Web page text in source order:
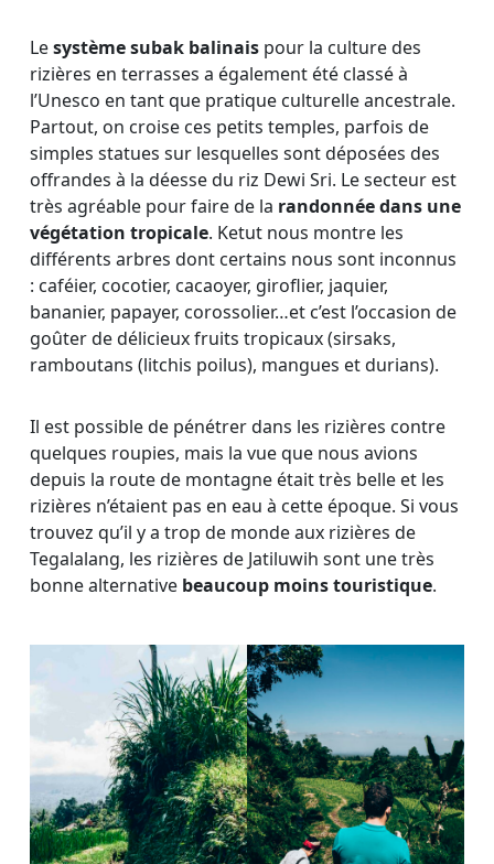
Lesystème subak balinais pour la culture des
rizières en terrasses a également été classé à
l’Unesco en tant que pratique culturelle ancestrale.
Partout, on croise ces petits temples, parfois de
simples statues sur lesquelles sont déposées des
offrandes à la déesse du riz Dewi Sri. Le secteur est
très agréable pour faire de la randonnée dans une
végétation tropicale. Ketut nous montre les
différents arbres dont certains nous sont inconnus
: caféier, cocotier, cacaoyer, giroflier, jaquier,
bananier, papayer, corossolier…et c’est l’occasion de
goûter de délicieux fruits tropicaux (sirsaks,
ramboutans (litchis poilus), mangues et durians).
Il est possible de pénétrer dans les rizières contre
quelques roupies, mais la vue que nous avions
depuis la route de montagne était très belle et les
rizières n’étaient pas en eau à cette époque. Si vous
trouvez qu’il y a trop de monde aux rizières de
Tegalalang, les rizières de Jatiluwih sont une très
bonne alternative beaucoup moins touristique.